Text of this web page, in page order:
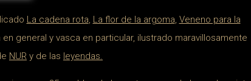
La cadena rota, La flor de la argoma, Veneno para la
general y vasca en particular, ilustrado maravillosamente
NUR y de las leyendas.